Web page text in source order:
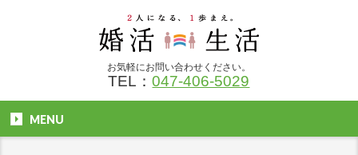
お気軽にお問い合わせください。
TEL：047-406-5029
MENU